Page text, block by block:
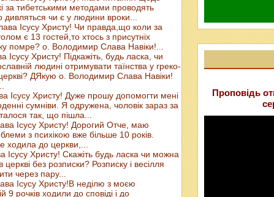
за тибетськими методами проводять
дивляться чи є у людини вроки...
Ісусу Христу! Чи правда,що коли за
є 13 гостей,то хтось з присутніх
помре? о. Володимир Слава Навіки!...
Ісусу Христу! Підкажіть, будь ласка, чи
людині отримувати таїнства у греко-
церкві? ДЯкую о. Володимир Слава Навіки!
Ісусу Христу! Дуже прошу допомогти мені
сумніви. Я одружена, чоловік зараз за
так, що пішла...
Ісусу Христу! Дорогий Отче, маю
з психікою вже більше 10 років.
ходила до церкви,...
Ісусу Христу! Скажіть будь ласка чи можна
без розписки? Розписку і весілля
через пару...
Ісусу Христу!В неділю з моєю
9 рочків ходили до сповіді і до
Проповідь